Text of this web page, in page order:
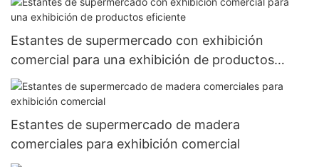
Estantes de supermercado con exhibición
comercial para una exhibición de productos
eficiente
Estantes de supermercado de madera
comerciales para exhibición comercial